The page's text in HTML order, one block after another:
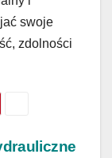
swoje
zdolności